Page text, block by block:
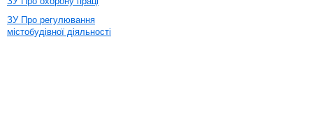
ЗУ Про регулювання
містобудівної діяльності